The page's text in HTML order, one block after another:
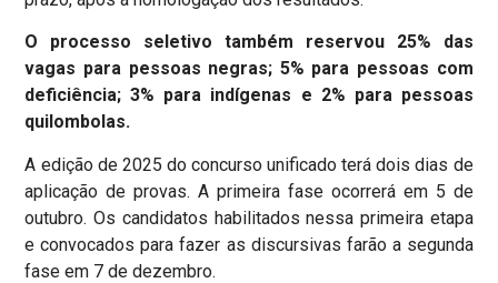
O processo seletivo também reservou 25% das
vagas para pessoas negras; 5% para pessoas com
deficiência; 3% para indígenas e 2% para pessoas
quilombolas.
A edição de 2025 do concurso unificado terá dois dias de
aplicação de provas. A primeira fase ocorrerá em 5 de
outubro. Os candidatos habilitados nessa primeira etapa
e convocados para fazer as discursivas farão a segunda
fase em 7 de dezembro.